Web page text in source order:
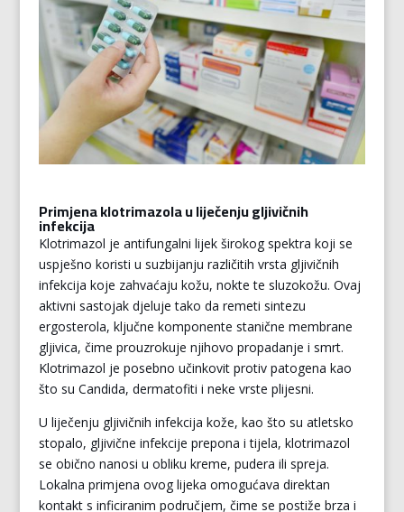
Primjena klotrimazola u liječenju gljivičnih
infekcija
Klotrimazol je antifungalni lijek širokog spektra koji se
uspješno koristi u suzbijanju različitih vrsta gljivičnih
infekcija koje zahvaćaju kožu, nokte te sluzokožu. Ovaj
aktivni sastojak djeluje tako da remeti sintezu
ergosterola, ključne komponente stanične membrane
gljivica, čime prouzrokuje njihovo propadanje i smrt.
Klotrimazol je posebno učinkovit protiv patogena kao
što su Candida, dermatofiti i neke vrste plijesni.
U liječenju gljivičnih infekcija kože, kao što su atletsko
stopalo, gljivične infekcije prepona i tijela, klotrimazol
se obično nanosi u obliku kreme, pudera ili spreja.
Lokalna primjena ovog lijeka omogućava direktan
kontakt s inficiranim područjem, čime se postiže brza i